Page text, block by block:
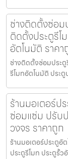
ช่างติดตั้งซ่อม
ติดตั้งประตูรีโ
อัตโนมัติ ราคา
ช่างติดตั้งซ่อมประ
รีโมทอัตโนมัติ ประ
ร้านมอเตอร์ป
ซ่อมแซ่ม ปรับ
วงจร ราคาถูก
ร้านมอเตอร์ประตู
ประตูรีโมท ประตูรั้